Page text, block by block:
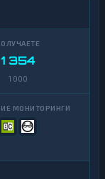
1 354
1 000